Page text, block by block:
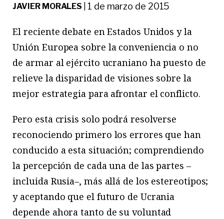
JAVIER MORALES 1 de marzo de 2015
El reciente debate en Estados Unidos y la
Unión Europea sobre la conveniencia o no
de armar al ejército ucraniano ha puesto de
relieve la disparidad de visiones sobre la
mejor estrategia para afrontar el conflicto.
Pero esta crisis solo podrá resolverse
reconociendo primero los errores que han
conducido a esta situación; comprendiendo
la percepción de cada una de las partes –
incluida Rusia–, más allá de los estereotipos;
y aceptando que el futuro de Ucrania
depende ahora tanto de su voluntad